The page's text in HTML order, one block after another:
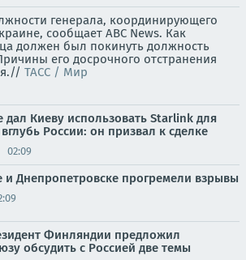
генерала, координирующего
сообщает ABC News. Как
должен был покинуть должность
его досрочного отстранения
ТАСС / Мир
дал Киеву использовать Starlink для
России: он призвал к сделке
02:09
и Днепропетровске прогремели взрывы
Финляндии предложил
обсудить с Россией две темы